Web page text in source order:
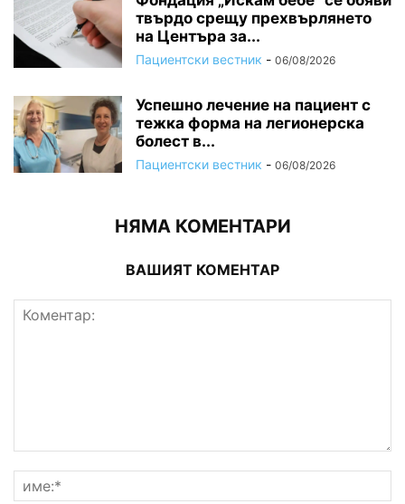
твърдо срещу прехвърлянето
на Центъра за...
Пациентски вестник - 06/08/2026
Успешно лечение на пациент с
тежка форма на легионерска
болест в...
Пациентски вестник - 06/08/2026
НЯМА КОМЕНТАРИ
ВАШИЯТ КОМЕНТАР